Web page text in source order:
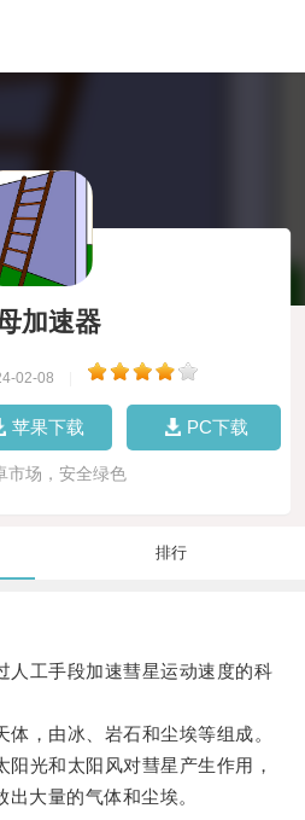
加速器
02-08
苹果下载 PC下载
市场，安全绿色
排行
工手段加速彗星运动速度的科
，由冰、岩石和尘埃等组成。
光和太阳风对彗星产生作用，
大量的气体和尘埃。